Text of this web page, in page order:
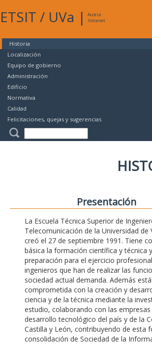
ETSIT / UVa |
Acceso
Intranet
Historia
Localización
Equipo de gobierno
Administración
Edificio
Normativa
Calidad
Felicitaciones, quejas y sugerencias
Presentación
La Escuela Técnica Superior de
Telecomunicación de la Universidad de
creó el 27 de septiembre 1991. Tiene
básica la formación científica y técnica
preparación para el ejercicio
ingenieros que han de realizar las
sociedad actual demanda. Además está
comprometida con la creación y
ciencia y de la técnica mediante la
estudio, colaborando con las empresas
desarrollo tecnológico del país y de la
Castilla y León, contribuyendo de esta
consolidación de Sociedad de la